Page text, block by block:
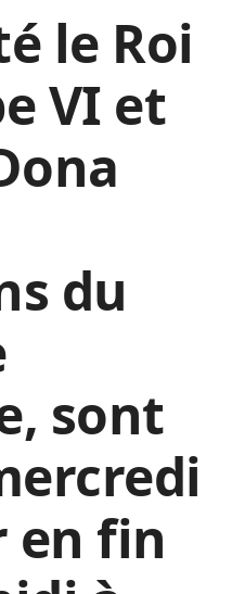
le Roi
VI et
du
sont
en fin